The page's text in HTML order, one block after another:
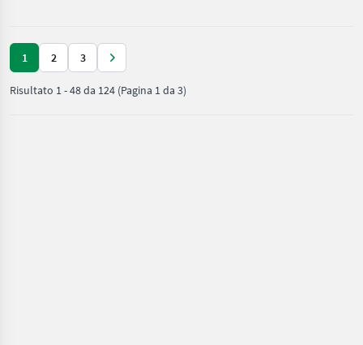
1 2 3
Risultato 1-48da 124 (Pagina 1 da 3)